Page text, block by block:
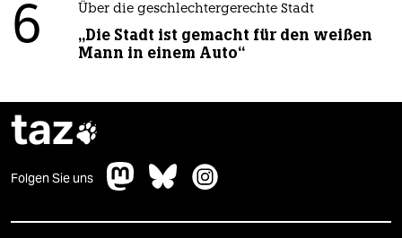
6 Über die geschlechtergerechte Stadt
„Die Stadt ist gemacht für den weißen
Mann in einem Auto“
taz
Folgen Sie uns